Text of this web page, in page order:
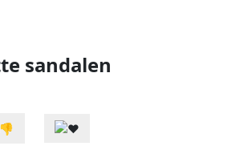
sandalen